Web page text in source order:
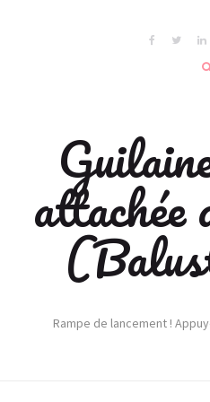
attachée
Rampe de lancement !